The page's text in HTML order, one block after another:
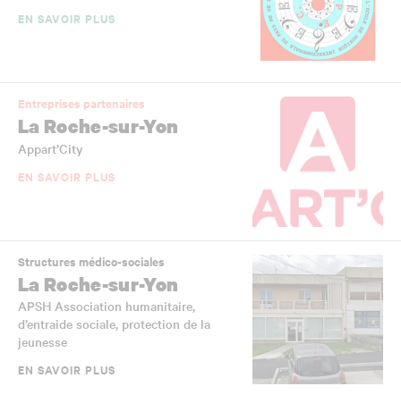
EN SAVOIR PLUS
Entreprises partenaires
La Roche-sur-Yon
Appart’City
EN SAVOIR PLUS
Structures médico-sociales
La Roche-sur-Yon
APSH Association humanitaire,
d’entraide sociale, protection de la
jeunesse
EN SAVOIR PLUS